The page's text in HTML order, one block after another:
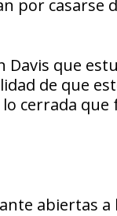
por casarse
Davis que
de que
cerrada que
abiertas a